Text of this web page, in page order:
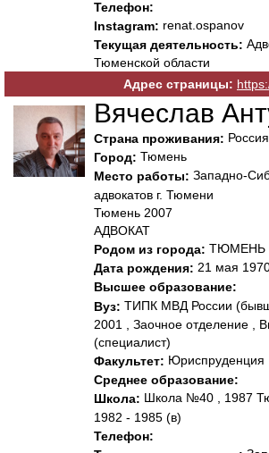
Телефон:
Instagram: renat.ospanov
Текущая деятельность:
Тюменской области
Адрес страницы:
Вячеслав
Страна проживания: Россия
Город: Тюмень
Место работы: Западно-
адвокатов г. Тюмени
Тюмень 2007
АДВОКАТ
Родом из города: ТЮМЕНЬ
Дата рождения: 21 мая
Высшее образование:
Вуз: ТИПК МВД России
2001 , Заочное отделение ,
(специалист)
Факультет: Юриспруденция
Среднее образование:
Школа: Школа №40 , 1987
1982 - 1985 (в)
Телефон: